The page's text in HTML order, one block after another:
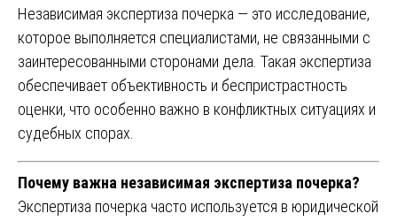
Независимая экспертиза почерка — это исследование,
которое выполняется специалистами, не связанными с
заинтересованными сторонами дела. Такая экспертиза
обеспечивает объективность и беспристрастность
оценки, что особенно важно в конфликтных ситуациях и
судебных спорах.
Почему важна независимая экспертиза почерка?
Экспертиза почерка часто используется в юридической